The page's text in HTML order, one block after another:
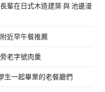
輩在日式木造建築 與 池邊漫
近早午餐推薦
老字號肉羹
生一起畢業的老餐廳們